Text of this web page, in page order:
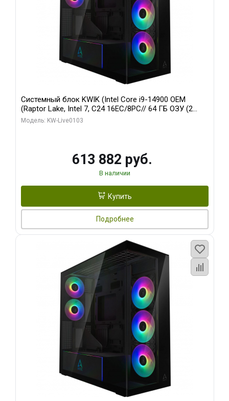
Системный блок KWIK (Intel Core i9-14900 OEM
(Raptor Lake, Intel 7, C24 16EC/8PC// 64 ГБ ОЗУ (2
модуля)/ Afox RTX4090 24GB GDDR6X 384-Bit 3xDP
Модель: KW-Live0103
613 882 руб.
В наличии
Купить
Подробнее